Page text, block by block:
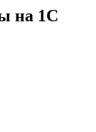
на 1С